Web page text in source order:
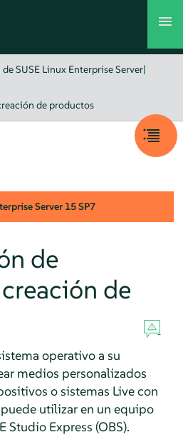
SUSE Linux Enterprise Server|
de productos
Server 15 SP7
de
de
operativo a su
medios personalizados
o sistemas Live con
utilizar en un equipo
Studio Express (OBS).